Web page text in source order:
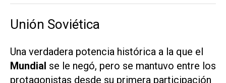
Unión Soviética
Una verdadera potencia histórica a la que el
Mundial se le negó, pero se mantuvo entre los
protagonistas desde su primera participación